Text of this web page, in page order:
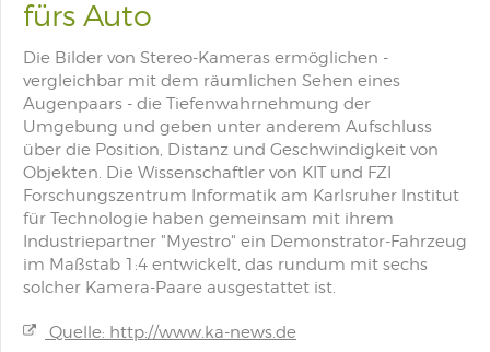
fürs Auto
Die Bilder von Stereo-Kameras ermöglichen -
vergleichbar mit dem räumlichen Sehen eines
Augenpaars - die Tiefenwahrnehmung der
Umgebung und geben unter anderem Aufschluss
über die Position, Distanz und Geschwindigkeit von
Objekten. Die Wissenschaftler von KIT und FZI
Forschungszentrum Informatik am Karlsruher Institut
für Technologie haben gemeinsam mit ihrem
Industriepartner "Myestro" ein Demonstrator-Fahrzeug
im Maßstab 1:4 entwickelt, das rundum mit sechs
solcher Kamera-Paare ausgestattet ist.
Quelle: http://www.ka-news.de